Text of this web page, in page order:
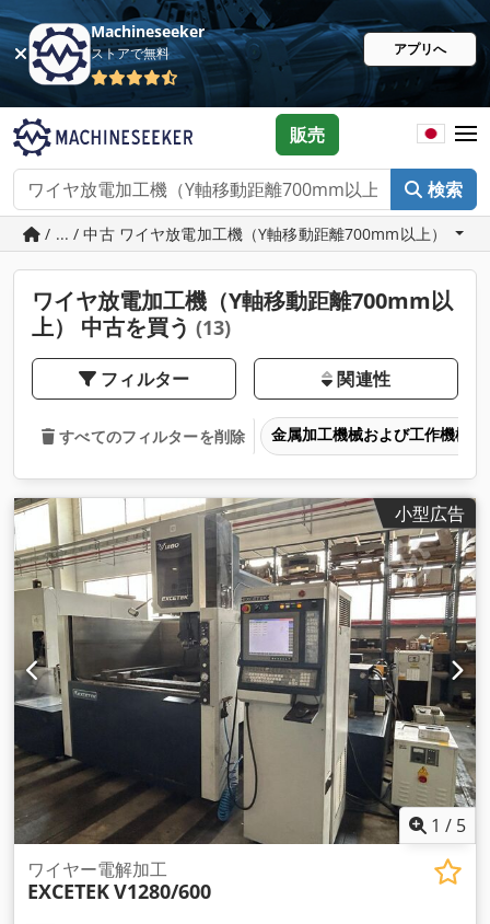
Machineseeker
ストアで無料 アプリへ
検索
販売
/ ... / 中古 ワイヤ放電加工機（Y軸移動距離700mm以上）
ワイヤ放電加工機（Y軸移動距離700mm以
上） 中古を買う (13)
フィルター 関連性
すべてのフィルターを削除 金属加工機械および工作機械
小型広告
1 / 5
ワイヤー電解加工
EXCETEKV1280/600